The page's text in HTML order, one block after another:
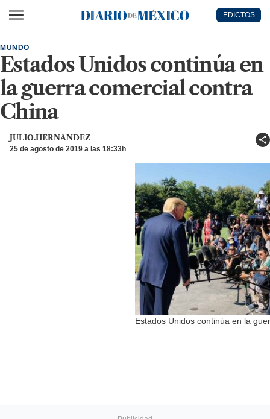
Diario de México
EDICTOS
Estados Unidos continúa en
la guerra comercial contra
China
MUNDO
JULIO.HERNANDEZ
25 de agosto de 2019 a las 18:33h
Estados Unidos continúa en la